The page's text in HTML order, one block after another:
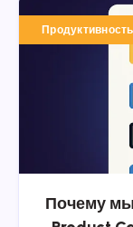
Продуктивность
Почему